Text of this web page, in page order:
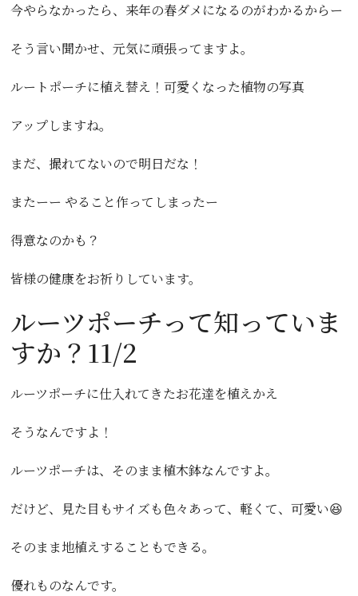
今やらなかったら、来年の春ダメになるのがわかるからー
そう言い聞かせ、元気に頑張ってますよ。
ルートポーチに植え替え！可愛くなった植物の写真
アップしますね。
まだ、撮れてないので明日だな！
またーー やること作ってしまったー
得意なのかも？
皆様の健康をお祈りしています。
ルーツポーチって知っていま
すか？11/2
ルーツポーチに仕入れてきたお花達を植えかえ
そうなんですよ！
ルーツポーチは、そのまま植木鉢なんですよ。
だけど、見た目もサイズも色々あって、軽くて、可愛い😆
そのまま地植えすることもできる。
優れものなんです。